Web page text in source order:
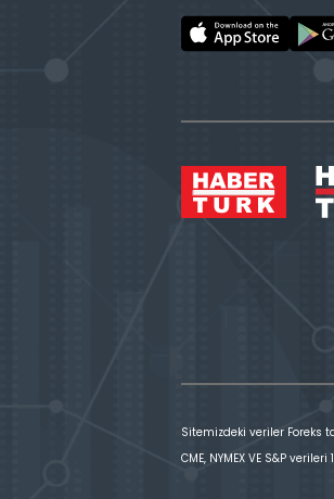
Sitemizdeki veriler Foreks
CME, NYMEX VE S&P